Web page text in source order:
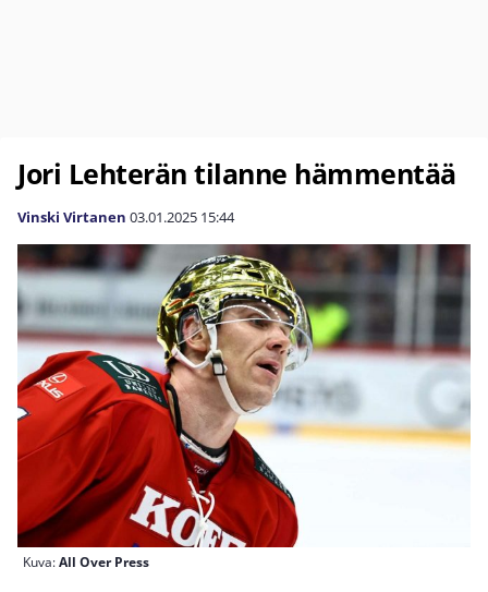
Jori Lehterän tilanne hämmentää
Vinski Virtanen 03.01.2025 15:44
Kuva:All Over Press